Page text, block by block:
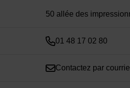
50 allée des
01 48 17 02 80
Contactez par courriel